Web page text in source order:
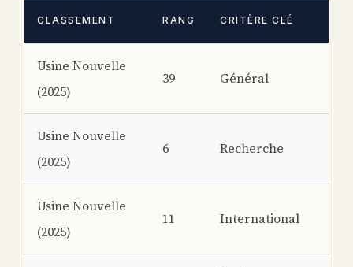
CLASSEMENT RANG CRITÈRE CLÉ
Usine Nouvelle
(2025)
39 Général
Usine Nouvelle
(2025)
6 Recherche
Usine Nouvelle
(2025)
11 International